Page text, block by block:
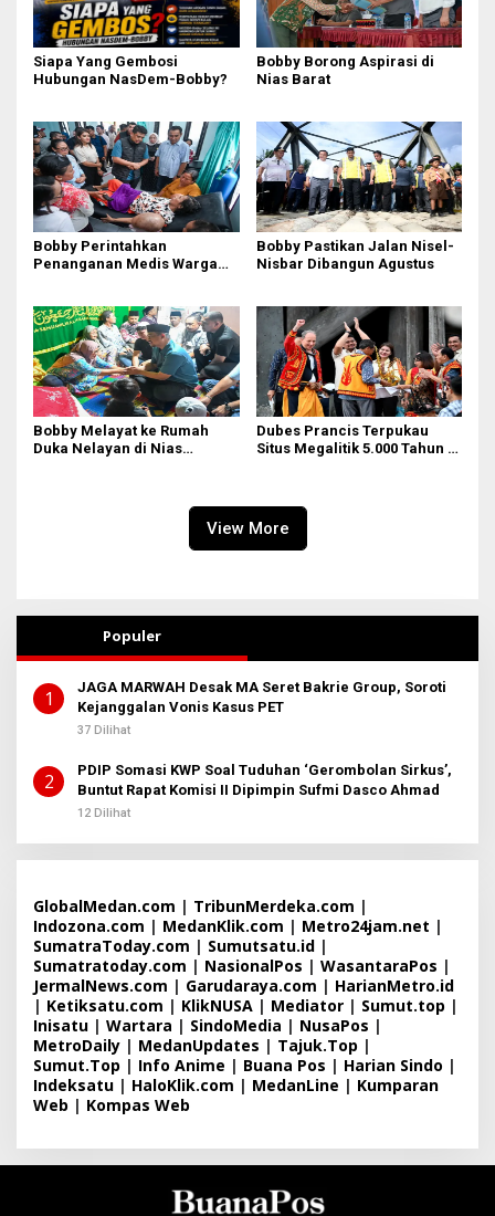
Siapa Yang Gembosi
Hubungan NasDem-Bobby?
Bobby Borong Aspirasi di
Nias Barat
Bobby Perintahkan
Penanganan Medis Warga
Bobby Pastikan Jalan Nisel-
Nisbar Dibangun Agustus
Bobby Melayat ke Rumah
Duka Nelayan di Nias
Dubes Prancis Terpukau
Situs Megalitik 5.000 Tahun di
View More
Populer
1
JAGA MARWAH Desak MA Seret Bakrie Group, Soroti
Kejanggalan Vonis Kasus PET
37 Dilihat
2
PDIP Somasi KWP Soal Tuduhan ‘Gerombolan Sirkus’,
Buntut Rapat Komisi II Dipimpin Sufmi Dasco Ahmad
12 Dilihat
GlobalMedan.com | TribunMerdeka.com |
Indozona.com | MedanKlik.com | Metro24jam.net |
SumatraToday.com | Sumutsatu.id |
Sumatratoday.com | NasionalPos | WasantaraPos |
JermalNews.com | Garudaraya.com | HarianMetro.id
| Ketiksatu.com | KlikNUSA | Mediator | Sumut.top |
Inisatu | Wartara | SindoMedia | NusaPos |
MetroDaily | MedanUpdates | Tajuk.Top |
Sumut.Top | Info Anime | Buana Pos | Harian Sindo |
Indeksatu | HaloKlik.com | MedanLine | Kumparan
Web | Kompas Web